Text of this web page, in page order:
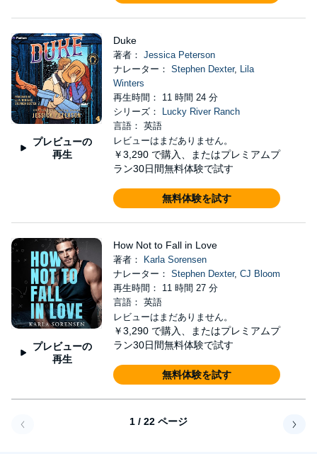
プレビューの
再生
Duke
著者： Jessica Peterson
ナレーター： Stephen Dexter, Lila
Winters
再生時間： 11 時間 24 分
シリーズ：
Lucky River Ranch
言語： 英語
レビューはまだありません。
￥3,290 で購入、またはプレミアムプ
ラン30日間無料体験で試す
無料体験を試す
プレビューの
再生
How Not to Fall in Love
著者：
Karla Sorensen
ナレーター： Stephen Dexter, CJ Bloom
再生時間： 11 時間 27 分
言語： 英語
レビューはまだありません。
￥3,290 で購入、またはプレミアムプ
ラン30日間無料体験で試す
無料体験を試す
1 / 22 ページ